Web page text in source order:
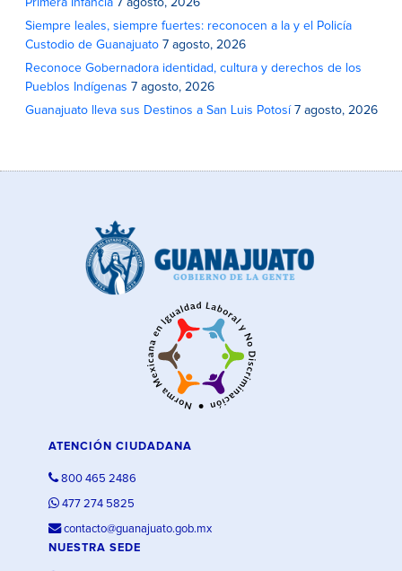
Siempre leales, siempre fuertes: reconocen a la y el Policía
Custodio de Guanajuato 7 agosto, 2026
Reconoce Gobernadora identidad, cultura y derechos de los
Pueblos Indígenas 7 agosto, 2026
Guanajuato lleva sus Destinos a San Luis Potosí 7 agosto, 2026
ATENCIÓN CIUDADANA
800 465 2486
477 274 5825
contacto@guanajuato.gob.mx
NUESTRA SEDE